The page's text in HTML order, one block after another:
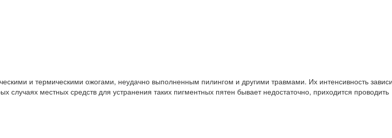
и термическими ожогами, неудачно выполненным пилингом и другими травмами. Их интенсивность
местных средств для устранения таких пигментных пятен бывает недостаточно, приходится проводить